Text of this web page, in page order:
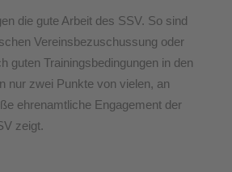
die gute Arbeit des SSV. So sind
Vereinsbezuschussung oder
guten Trainingsbedingungen in den
nur zwei Punkte von vielen, an
ehrenamtliche Engagement der
zeigt.